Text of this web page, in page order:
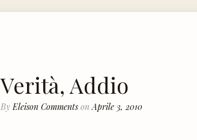
Verità, Addio
By Eleison Comments on Aprile 3, 2010